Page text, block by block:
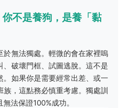
不是養狗，是養「黏
於無法獨處。輕微的會在家裡嗚
、破壞門框、試圖逃脫。這不是
。如果你是需要經常出差、或一
族，這點務必慎重考慮。獨處訓
法保證100%成功。